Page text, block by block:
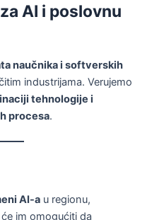
AI i poslovnu
naučnika i softverskih
industrijama. Verujemo
tehnologije i
procesa.
AI-a u regionu,
im omogućiti da